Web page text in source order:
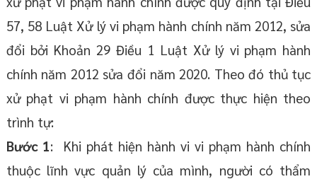
57, 58 Luật Xử lý vi phạm hành chính năm 2012, sửa
đổi bởi Khoản 29 Điều 1 Luật Xử lý vi phạm hành
chính năm 2012 sửa đổi năm 2020. Theo đó thủ tục
xử phạt vi phạm hành chính được thực hiện theo
trình tự:
Bước 1 : Khi phát hiện hành vi vi phạm hành chính
thuộc lĩnh vực quản lý của mình, người có thẩm